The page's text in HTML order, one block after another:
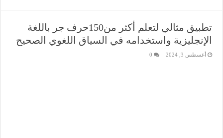
تطبيق مثالي لتعلم أكثر من150حرف جر باللغة
الإنجليزية واستخدامه في السياق اللغوي الصحيح
أغسطس 3, 2024 0